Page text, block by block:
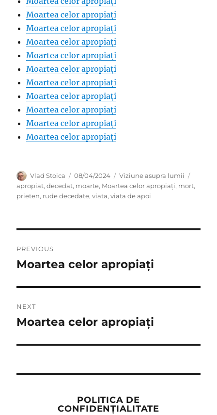
Moartea celor apropiați
Moartea celor apropiați
Moartea celor apropiați
Moartea celor apropiați
Moartea celor apropiați
Moartea celor apropiați
Moartea celor apropiați
Moartea celor apropiați
Moartea celor apropiați
Moartea celor apropiați
Author
Vlad Stoica
Posted
on
08/04/2024 Categories
Viziune asupra lumii
apropiat,decedat, moarte, Moartea celor apropiați, mort,
prieten, rude decedate,viata,viata de apoi
navigation
PREVIOUS
Previous
Moartea celor apropiați
NEXT
Next
Moartea celor apropiați
POLITICA DE
CONFIDENȚIALITATE